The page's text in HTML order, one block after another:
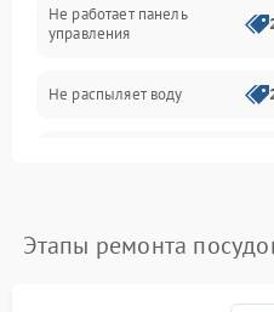
Гигиена
Программное обеспечение
Не работает панель
управления
Не распыляет воду
воды
Этапы ремонта